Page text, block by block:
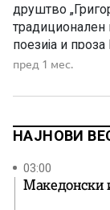
друштво
поезија и
„Григор
прозни и
категории:
пред 1 мес.
НАЈНОВИ
03:00
Македонски